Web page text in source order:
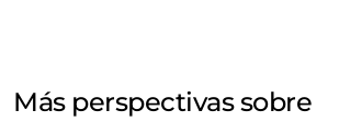
Más perspectivas sobre